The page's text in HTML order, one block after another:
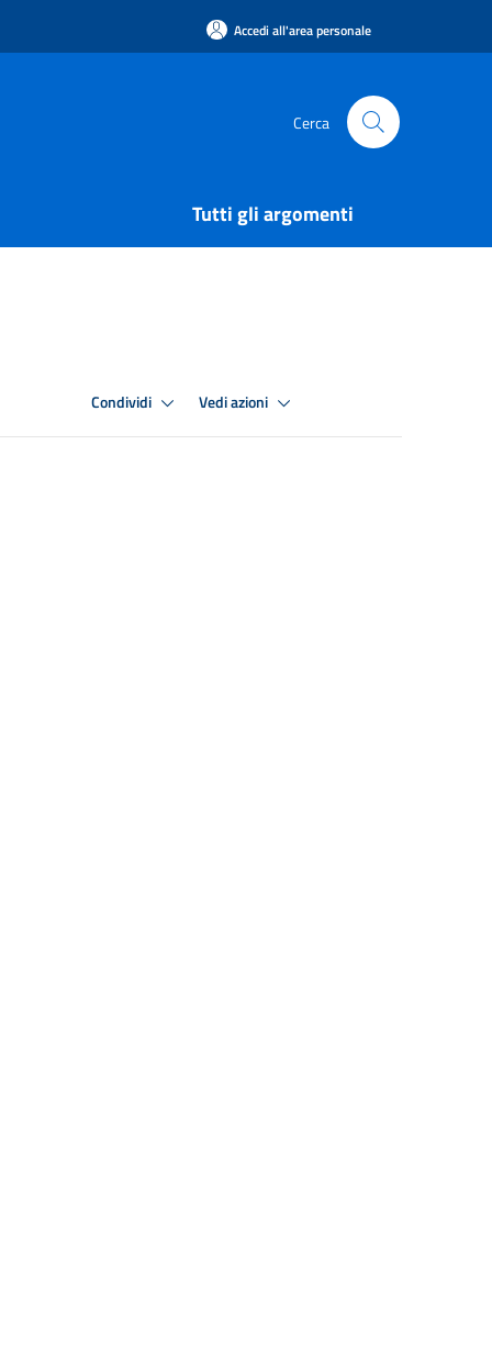
Accedi all'area personale
Cerca
Tutti gli argomenti
Condividi Vedi azioni